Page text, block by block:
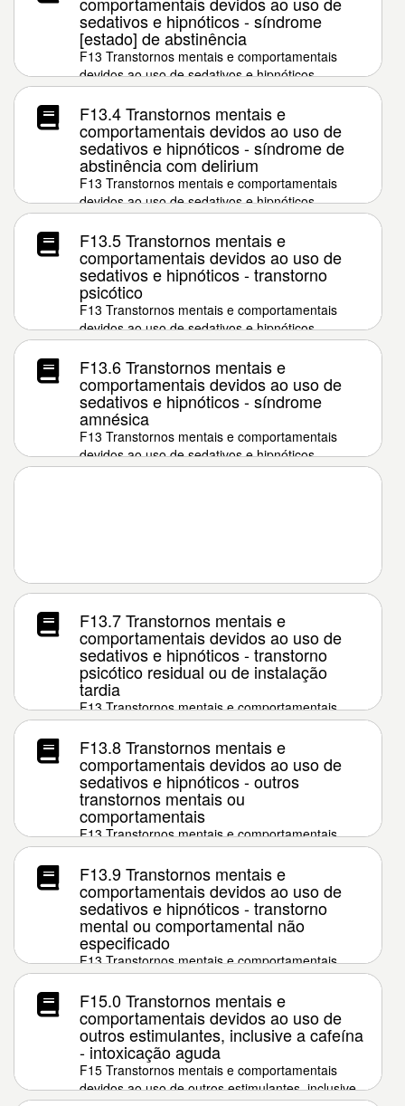
sedativos e hipnóticos - síndrome
[estado] de abstinência
F13 Transtornos mentais e comportamentais
devidos ao uso de sedativos e hipnóticos
F13.4 Transtornos mentais e
comportamentais devidos ao uso de
sedativos e hipnóticos - síndrome de
abstinência com delirium
F13 Transtornos mentais e comportamentais
devidos ao uso de sedativos e hipnóticos
F13.5 Transtornos mentais e
comportamentais devidos ao uso de
sedativos e hipnóticos - transtorno
psicótico
F13 Transtornos mentais e comportamentais
devidos ao uso de sedativos e hipnóticos
F13.6 Transtornos mentais e
comportamentais devidos ao uso de
sedativos e hipnóticos - síndrome
amnésica
F13 Transtornos mentais e comportamentais
devidos ao uso de sedativos e hipnóticos
F13.7 Transtornos mentais e
comportamentais devidos ao uso de
sedativos e hipnóticos - transtorno
psicótico residual ou de instalação
tardia
F13 Transtornos mentais e comportamentais
devidos ao uso de sedativos e hipnóticos
F13.8 Transtornos mentais e
comportamentais devidos ao uso de
sedativos e hipnóticos - outros
transtornos mentais ou
comportamentais
F13 Transtornos mentais e comportamentais
devidos ao uso de sedativos e hipnóticos
F13.9 Transtornos mentais e
comportamentais devidos ao uso de
sedativos e hipnóticos - transtorno
mental ou comportamental não
especificado
F13 Transtornos mentais e comportamentais
devidos ao uso de sedativos e hipnóticos
F15.0 Transtornos mentais e
comportamentais devidos ao uso de
outros estimulantes, inclusive a cafeína
- intoxicação aguda
F15 Transtornos mentais e comportamentais
devidos ao uso de outros estimulantes, inclusive